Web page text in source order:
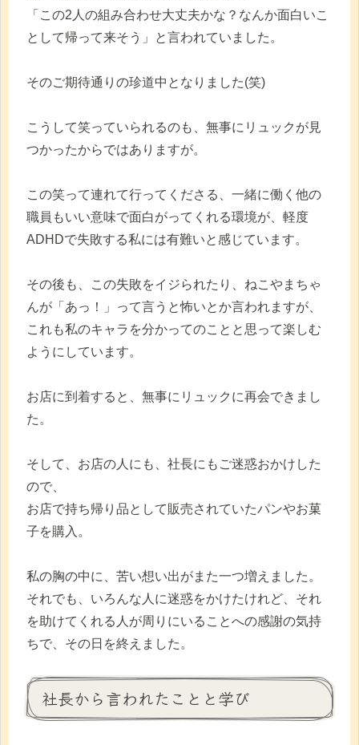
「この2人の組み合わせ大丈夫かな？なんか面白いこ
として帰って来そう」と言われていました。
そのご期待通りの珍道中となりました(笑)
こうして笑っていられるのも、無事にリュックが見
つかったからではありますが。
この笑って連れて行ってくださる、一緒に働く他の
職員もいい意味で面白がってくれる環境が、軽度
ADHDで失敗する私には有難いと感じています。
その後も、この失敗をイジられたり、ねこやまちゃ
んが「あっ！」って言うと怖いとか言われますが、
これも私のキャラを分かってのことと思って楽しむ
ようにしています。
お店に到着すると、無事にリュックに再会できまし
た。
そして、お店の人にも、社長にもご迷惑おかけした
ので、
お店で持ち帰り品として販売されていたパンやお菓
子を購入。
私の胸の中に、苦い想い出がまた一つ増えました。
それでも、いろんな人に迷惑をかけたけれど、それ
を助けてくれる人が周りにいることへの感謝の気持
ちで、その日を終えました。
社長から言われたことと学び